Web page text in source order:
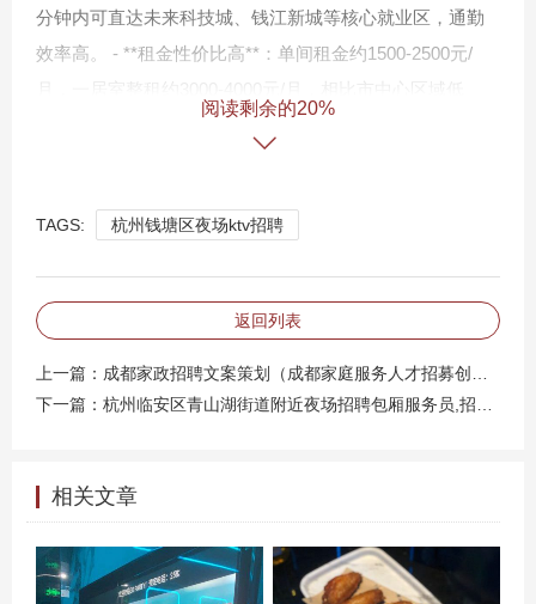
分钟内可直达未来科技城、钱江新城等核心就业区，通勤
效率高。 - **租金性价比高**：单间租金约1500-2500元/
月，一居室整租约3000-4000元/月，相比市中心区域低
30%-40%，适合预算有限的求职者。 - **生活配套齐全**：
软件工程师，通过租房平台锁定长龙家园一居室，月租
市场，比住公司附近省了近一半租金。” ### 二、杭州找工
作：热门行业与求职策略 杭州作为互联网之都，**电商、
人工智能、金融科技**等行业发展迅猛，为求职者提供大量
岗位。结合长龙家园的区位优势，可重点关注以下方向：
下游企业，长龙家园到未来科技城仅20分钟车程，适合技
术、运营类岗位。 2. **新兴产业**：杭州正发力元宇宙、
区块链等领域，求职者可关注城西科创大走廊的招聘动
态。 3. **灵活就业**：直播电商、自由职业等新兴模式兴
阅读剩余的20%
TAGS: 杭州钱塘区夜场ktv招聘
返回列表
上一篇： 成都家政招聘文案策划（成都家庭服务人才招募创意策划）
下一篇： 杭州临安区青山湖街道附近夜场招聘包厢服务员,招聘信息真实吗？
相关文章